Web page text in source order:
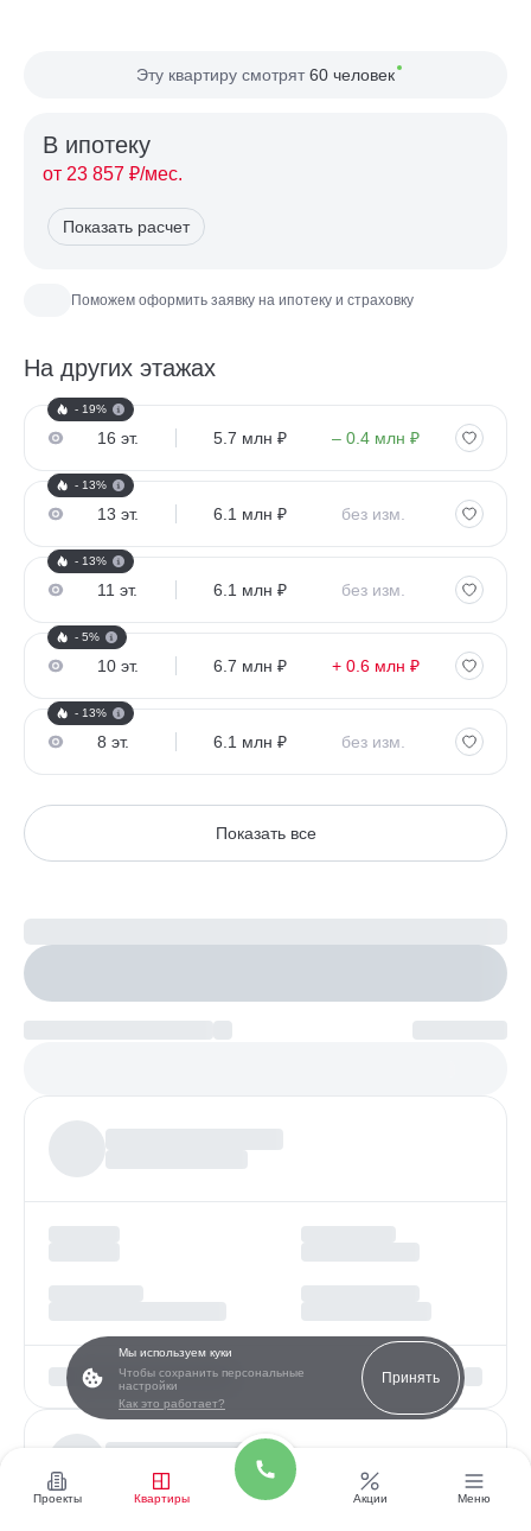
Проекты Квартиры Акции Меню
Эту квартиру смотрят 60 человек
В ипотекy
от 23 857 ₽/мес.
Показать расчет
Поможем оформить заявку на ипотеку и страховку
На других этажах
- 19%
16 эт. 5.7 млн ₽ – 0.4 млн ₽
- 13%
13 эт. 6.1 млн ₽ без изм.
- 13%
11 эт. 6.1 млн ₽ без изм.
- 5%
10 эт. 6.7 млн ₽ + 0.6 млн ₽
- 13%
8 эт. 6.1 млн ₽ без изм.
Показать все
Мы используем куки
Чтобы сохранить персональные
настройки
Как это работает?
Принять